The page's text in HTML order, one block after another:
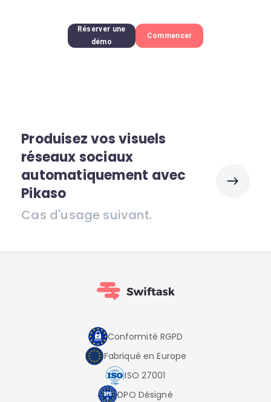
Réserver une
démo
Commencer
Produisez vos visuels
réseaux sociaux
automatiquement avec
Pikaso
Cas d'usage suivant.
Conformité RGPD
Fabriqué en Europe
ISO 27001
DPO Désigné